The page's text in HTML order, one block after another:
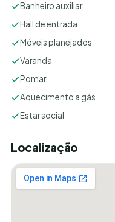
Banheiro auxiliar
Hall de entrada
Móveis planejados
Varanda
Pomar
Aquecimento a gás
Estar social
Localização